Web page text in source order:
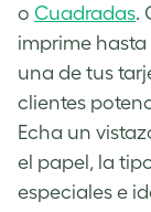
o Cuadradas.
imprime
una de tus
clientes
Echa un
el papel, la
especiales e